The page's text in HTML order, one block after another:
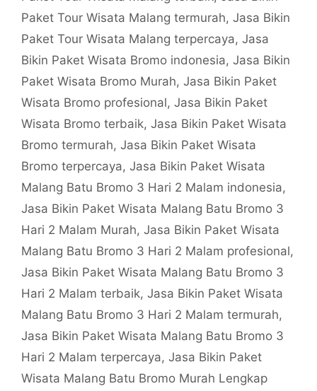
Paket Tour Wisata Malang termurah, Jasa Bikin
Paket Tour Wisata Malang terpercaya, Jasa
Bikin Paket Wisata Bromo indonesia, Jasa Bikin
Paket Wisata Bromo Murah, Jasa Bikin Paket
Wisata Bromo profesional, Jasa Bikin Paket
Wisata Bromo terbaik, Jasa Bikin Paket Wisata
Bromo termurah, Jasa Bikin Paket Wisata
Bromo terpercaya, Jasa Bikin Paket Wisata
Malang Batu Bromo 3 Hari 2 Malam indonesia,
Jasa Bikin Paket Wisata Malang Batu Bromo 3
Hari 2 Malam Murah, Jasa Bikin Paket Wisata
Malang Batu Bromo 3 Hari 2 Malam profesional,
Jasa Bikin Paket Wisata Malang Batu Bromo 3
Hari 2 Malam terbaik, Jasa Bikin Paket Wisata
Malang Batu Bromo 3 Hari 2 Malam termurah,
Jasa Bikin Paket Wisata Malang Batu Bromo 3
Hari 2 Malam terpercaya, Jasa Bikin Paket
Wisata Malang Batu Bromo Murah Lengkap